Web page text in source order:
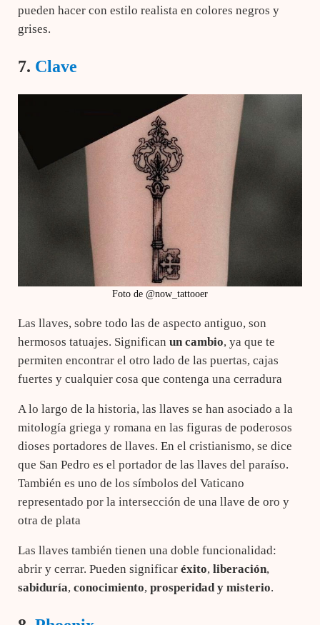
pueden hacer con estilo realista en colores negros y
grises.
7. Clave
Foto de @now_tattooer
Las llaves, sobre todo las de aspecto antiguo, son
hermosos tatuajes. Significan un cambio, ya que te
permiten encontrar el otro lado de las puertas, cajas
fuertes y cualquier cosa que contenga una cerradura
A lo largo de la historia, las llaves se han asociado a la
mitología griega y romana en las figuras de poderosos
dioses portadores de llaves. En el cristianismo, se dice
que San Pedro es el portador de las llaves del paraíso.
También es uno de los símbolos del Vaticano
representado por la intersección de una llave de oro y
otra de plata
Las llaves también tienen una doble funcionalidad:
abrir y cerrar. Pueden significar éxito, liberación,
sabiduría, conocimiento, prosperidad y misterio.